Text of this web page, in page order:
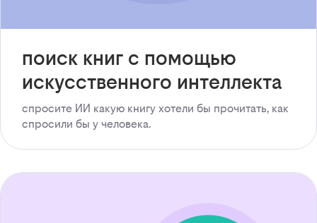
поиск книг с помощью
искусственного интеллекта
спросите ИИ какую книгу хотели бы прочитать, как
спросили бы у человека.